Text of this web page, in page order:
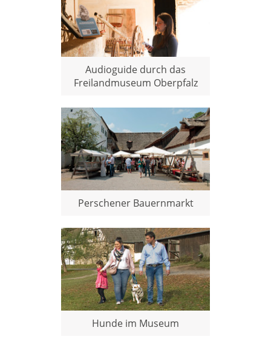
Audioguide durch das
Freilandmuseum Oberpfalz
Perschener Bauernmarkt
Hunde im Museum